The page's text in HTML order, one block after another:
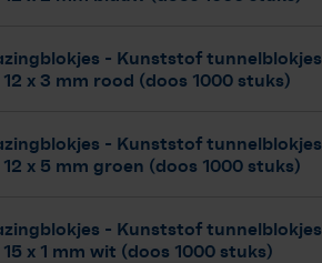
- Kunststof tunnelblokjes
12 x 3 mm rood (doos 1000 stuks)
- Kunststof tunnelblokjes
12 x 5 mm groen (doos 1000 stuks)
- Kunststof tunnelblokjes
15 x 1 mm wit (doos 1000 stuks)